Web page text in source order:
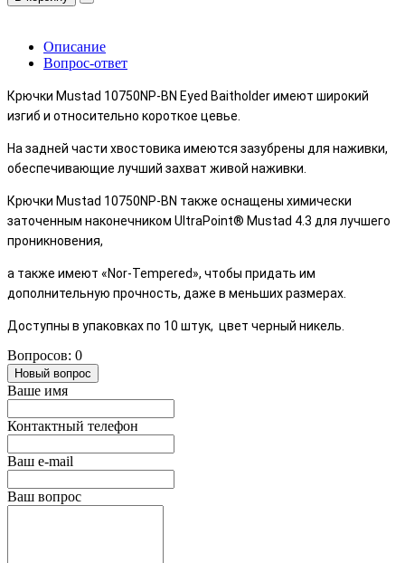
Описание
Вопрос-ответ
Крючки Mustad 10750NP-BN Eyed Baitholder имеют широкий
изгиб и относительно короткое цевье.
На задней части хвостовика имеются зазубрены для наживки,
обеспечивающие лучший захват живой наживки.
Крючки Mustad 10750NP-BN также оснащены химически
заточенным наконечником UltraPoint® Mustad 4.3 для лучшего
проникновения,
а также имеют «Nor-Tempered», чтобы придать им
дополнительную прочность, даже в меньших размерах.
Доступны в упаковках по 10 штук, цвет черный никель.
Вопросов: 0
Новый вопрос
Ваше имя
Контактный телефон
Ваш e-mail
Ваш вопрос